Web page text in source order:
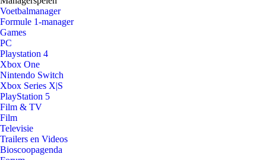
Voetbalmanager
Formule 1-manager
Games
PC
Playstation 4
Xbox One
Nintendo Switch
Xbox Series X|S
PlayStation 5
Film & TV
Film
Televisie
Trailers en Videos
Bioscoopagenda